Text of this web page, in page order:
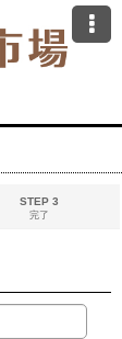
STEP 3
完了